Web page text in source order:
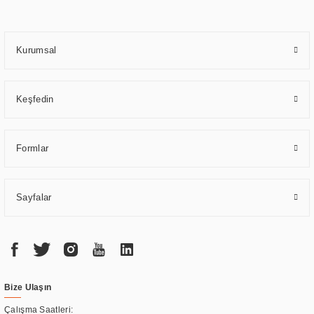
Kurumsal
Keşfedin
Formlar
Sayfalar
Bize Ulaşın
Çalışma Saatleri: